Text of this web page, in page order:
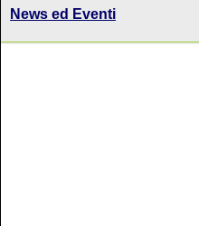
News ed Eventi